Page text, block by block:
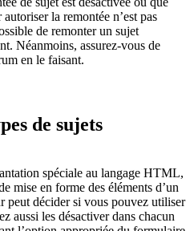
la remontée n’est pas
de remonter un sujet
Néanmoins, assurez-vous de
en le faisant.
de sujets
spéciale au langage HTML,
mise en forme des éléments d’un
peut décider si vous pouvez utiliser
aussi les désactiver dans chacun